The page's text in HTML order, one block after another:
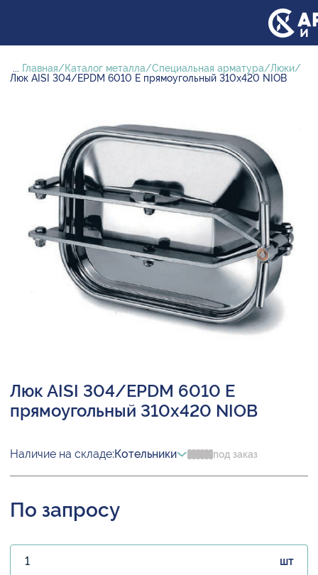
... Главная Каталог металла Специальная арматура
Люки
Люк AISI 304/EPDM 6010 E прямоугольный 310х420 NIOB
Люк AISI 304/EPDM 6010 E
прямоугольный 310х420 NIOB
Наличие на складе:Котельники под заказ
По запросу
шт